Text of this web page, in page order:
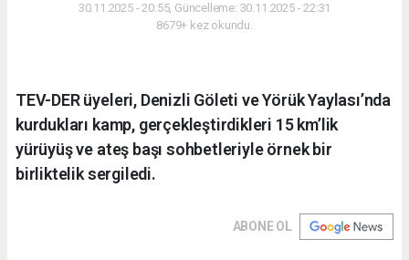
30.11.2025 - 20:55, Güncelleme: 30.11.2025 - 22:31
8679+ kez okundu.
TEV-DER üyeleri, Denizli Göleti ve Yörük Yaylası’nda
kurdukları kamp, gerçekleştirdikleri 15 km’lik
yürüyüş ve ateş başı sohbetleriyle örnek bir
birliktelik sergiledi.
ABONE OL